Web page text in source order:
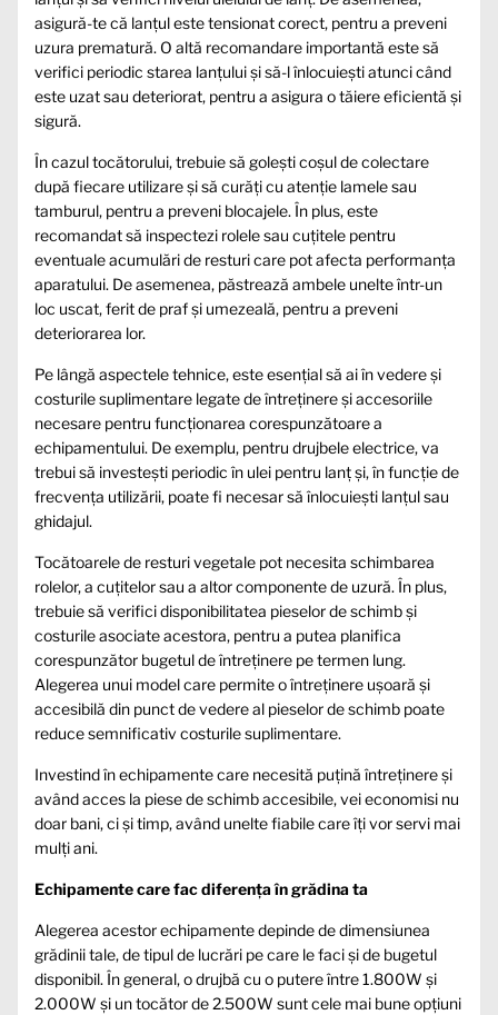
asigură-te că lanțul este tensionat corect, pentru a preveni
uzura prematură. O altă recomandare importantă este să
verifici periodic starea lanțului și să-l înlocuiești atunci când
este uzat sau deteriorat, pentru a asigura o tăiere eficientă și
sigură.
În cazul tocătorului, trebuie să golești coșul de colectare
după fiecare utilizare și să curăți cu atenție lamele sau
tamburul, pentru a preveni blocajele. În plus, este
recomandat să inspectezi rolele sau cuțitele pentru
eventuale acumulări de resturi care pot afecta performanța
aparatului. De asemenea, păstrează ambele unelte într-un
loc uscat, ferit de praf și umezeală, pentru a preveni
deteriorarea lor.
Pe lângă aspectele tehnice, este esențial să ai în vedere și
costurile suplimentare legate de întreținere și accesoriile
necesare pentru funcționarea corespunzătoare a
echipamentului. De exemplu, pentru drujbele electrice, va
trebui să investești periodic în ulei pentru lanț și, în funcție de
frecvența utilizării, poate fi necesar să înlocuiești lanțul sau
ghidajul.
Tocătoarele de resturi vegetale pot necesita schimbarea
rolelor, a cuțitelor sau a altor componente de uzură. În plus,
trebuie să verifici disponibilitatea pieselor de schimb și
costurile asociate acestora, pentru a putea planifica
corespunzător bugetul de întreținere pe termen lung.
Alegerea unui model care permite o întreținere ușoară și
accesibilă din punct de vedere al pieselor de schimb poate
reduce semnificativ costurile suplimentare.
Investind în echipamente care necesită puțină întreținere și
având acces la piese de schimb accesibile, vei economisi nu
doar bani, ci și timp, având unelte fiabile care îți vor servi mai
mulți ani.
Echipamente care fac diferența în grădina ta
Alegerea acestor echipamente depinde de dimensiunea
grădinii tale, de tipul de lucrări pe care le faci și de bugetul
disponibil. În general, o drujbă cu o putere între 1.800W și
2.000W și un tocător de 2.500W sunt cele mai bune opțiuni